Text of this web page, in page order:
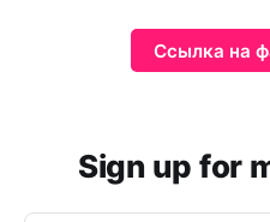
Ссылка на
Sign up for